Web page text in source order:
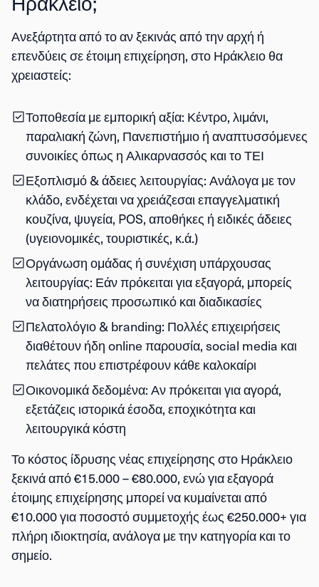
Ανεξάρτητα από το αν ξεκινάς από την αρχή ή
επενδύεις σε έτοιμη επιχείρηση, στο Ηράκλειο θα
χρειαστείς:
Τοποθεσία με εμπορική αξία: Κέντρο, λιμάνι,
παραλιακή ζώνη, Πανεπιστήμιο ή αναπτυσσόμενες
συνοικίες όπως η Αλικαρνασσός και το ΤΕΙ
Εξοπλισμό & άδειες λειτουργίας: Ανάλογα με τον
κλάδο, ενδέχεται να χρειάζεσαι επαγγελματική
κουζίνα, ψυγεία, POS, αποθήκες ή ειδικές άδειες
(υγειονομικές, τουριστικές, κ.ά.)
Οργάνωση ομάδας ή συνέχιση υπάρχουσας
λειτουργίας: Εάν πρόκειται για εξαγορά, μπορείς
να διατηρήσεις προσωπικό και διαδικασίες
Πελατολόγιο & branding: Πολλές επιχειρήσεις
διαθέτουν ήδη online παρουσία, social media και
πελάτες που επιστρέφουν κάθε καλοκαίρι
Οικονομικά δεδομένα: Αν πρόκειται για αγορά,
εξετάζεις ιστορικά έσοδα, εποχικότητα και
λειτουργικά κόστη
Το κόστος ίδρυσης νέας επιχείρησης στο Ηράκλειο
ξεκινά από€15.000 – €80.000, ενώ για εξαγορά
έτοιμης επιχείρησης μπορεί να κυμαίνεται από
€10.000 για ποσοστό συμμετοχής έως €250.000+ για
πλήρη ιδιοκτησία, ανάλογα με την κατηγορία και το
σημείο.